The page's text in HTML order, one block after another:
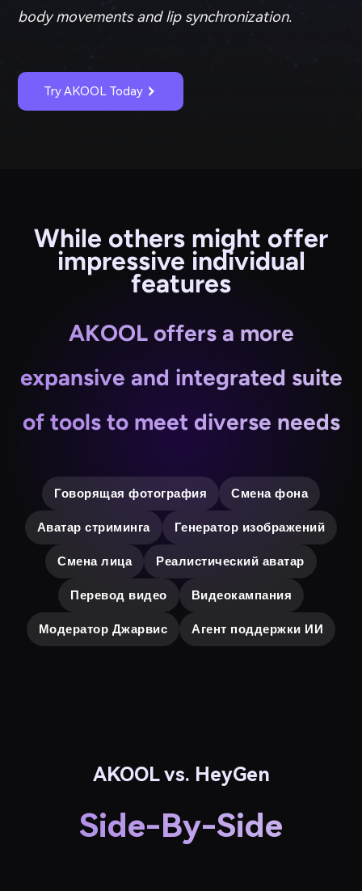
body movements and lip synchronization.
Try AKOOL Today
While others might offer
impressive individual
features
AKOOL offers a more
expansive and integrated suite
of tools to meet diverse needs
Говорящая фотография Смена фона
Аватар стриминга Генератор изображений
Смена лица Реалистический аватар
Перевод видео Видеокампания
Модератор Джарвис Агент поддержки ИИ
AKOOL vs. HeyGen
Side-By-Side